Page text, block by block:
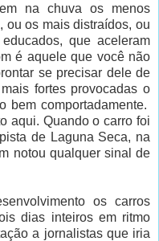
na chuva os menos
ou os mais distraídos, ou
que aceleram
é aquele que você não
se precisar dele de
fortes provocadas o
bem comportadamente.
aqui. Quando o carro foi
de Laguna Seca, na
notou qualquer sinal de
os carros
dias inteiros em ritmo
a jornalistas que iria